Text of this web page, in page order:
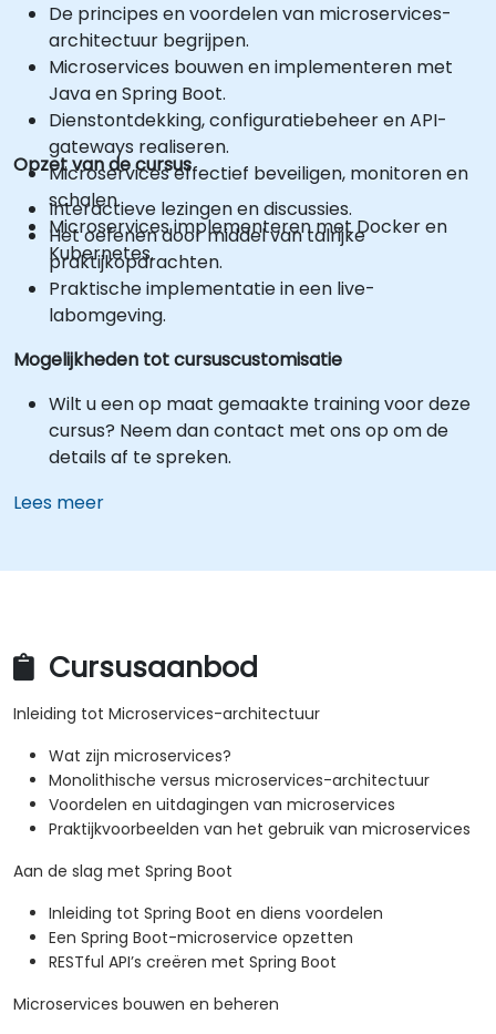
De principes en voordelen van microservices-
architectuur begrijpen.
Microservices bouwen en implementeren met
Java en Spring Boot.
Dienstontdekking, configuratiebeheer en API-
gateways realiseren.
Microservices effectief beveiligen, monitoren en
schalen.
Microservices implementeren met Docker en
Kubernetes.
Opzet van de cursus
Interactieve lezingen en discussies.
Het oefenen door middel van talrijke
praktijkopdrachten.
Praktische implementatie in een live-
labomgeving.
Mogelijkheden tot cursuscustomisatie
Wilt u een op maat gemaakte training voor deze
cursus? Neem dan contact met ons op om de
details af te spreken.
Lees meer
Cursusaanbod
Inleiding tot Microservices-architectuur
Wat zijn microservices?
Monolithische versus microservices-architectuur
Voordelen en uitdagingen van microservices
Praktijkvoorbeelden van het gebruik van microservices
Aan de slag met Spring Boot
Inleiding tot Spring Boot en diens voordelen
Een Spring Boot-microservice opzetten
RESTful API’s creëren met Spring Boot
Microservices bouwen en beheren